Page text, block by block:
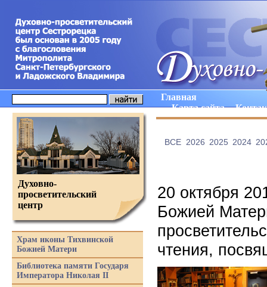
Главная
Карта сайта
ВCE 2026 2025 2024
20 октября
Божией
чтения,
Духовно-
просветительский
центр
Храм иконы Тихвинской
Божией Матери
Библиотека памяти Государя
Императора Николая II